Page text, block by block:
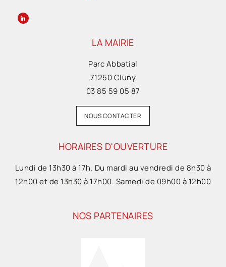
LA MAIRIE
Parc Abbatial
71250 Cluny
03 85 59 05 87
NOUS CONTACTER
HORAIRES D'OUVERTURE
Lundi de 13h30 à 17h. Du mardi au vendredi de 8h30 à
12h00 et de 13h30 à 17h00. Samedi de 09h00 à 12h00
NOS PARTENAIRES